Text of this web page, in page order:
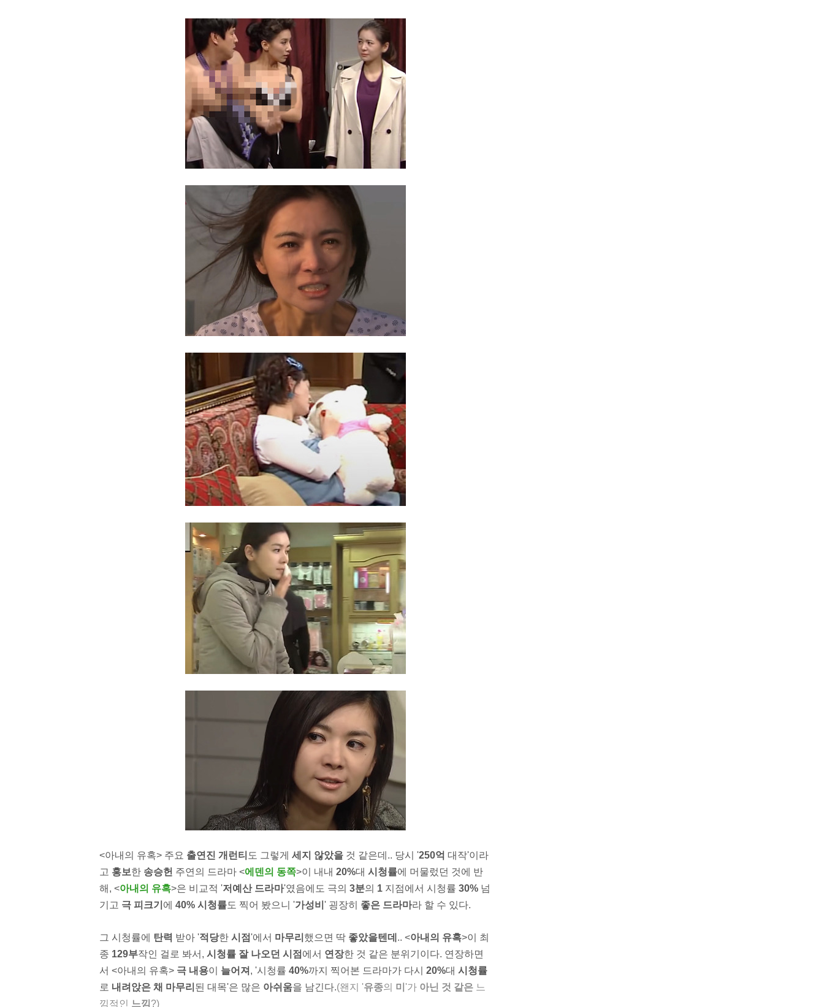
<아내의 유혹> 주요 출연진 개런티 도 그렇게 세지 않았을 것 같은데.. 당시 '250억 대작'이라
고 홍보한 송승헌 주연의 드라마 <에덴의 동쪽>이 내내 20%대 시청률에 머물렀던 것에 반
해, <아내의 유혹>은 비교적 '저예산 드라마'였음에도 극의 3분의 1 지점에서 시청률 30% 넘
기고 극 피크기 에 40% 시청률도 찍어 봤으니 '가성비 ' 굉장히 좋은 드라마라 할 수 있다.
그 시청률에 탄력 받아 '적당한 시점'에서 마무리 했으면 딱 좋았을텐데 .. <아내의 유혹>이 최
종 129부작인 걸로 봐서, 시청률 잘 나오던 시점 에서 연장한 것 같은 분위기이다. 연장하면
서 <아내의 유혹> 극 내용이 늘어져 , '시청률 40%까지 찍어본 드라마가 다시 20%대 시청률
로 내려앉은 채 마무리 된 대목'은 많은 아쉬움을 남긴다.(왠지 '유종의 미 '가 아닌 것 같은 느
낌적인 느낌 ?)